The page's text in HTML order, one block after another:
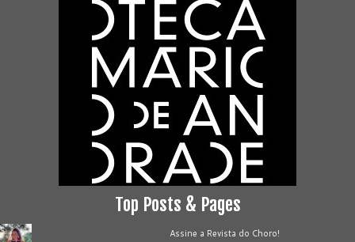
Top Posts & Pages
Assine a Revista do Choro!